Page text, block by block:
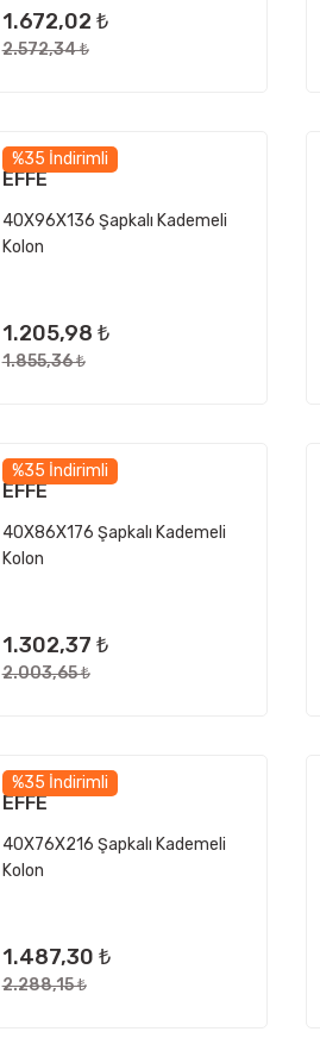
1.672,02 ₺
2.572,34 ₺
%35 İndirimli
EFFE
40X96X136 Şapkalı Kademeli
Kolon
1.205,98 ₺
1.855,36 ₺
%35 İndirimli
EFFE
40X86X176 Şapkalı Kademeli
Kolon
1.302,37 ₺
2.003,65 ₺
%35 İndirimli
EFFE
40X76X216 Şapkalı Kademeli
Kolon
1.487,30 ₺
2.288,15 ₺